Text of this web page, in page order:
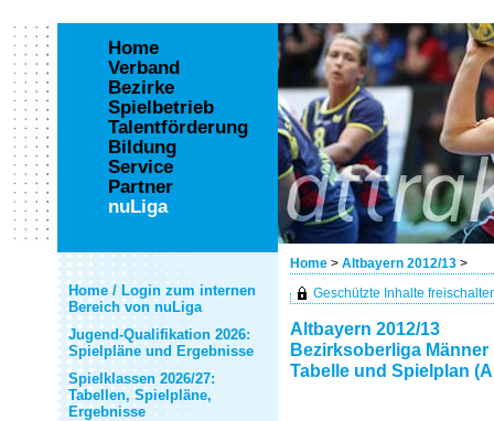
Home > Altbayern 2012/13 >
Home
Verband
Bezirke
Spielbetrieb
Talentförderung
Bildung
Service
Partner
nuLiga
Home / Login zum internen
Bereich von nuLiga
Jugend-Qualifikation 2026:
Spielpläne und Ergebnisse
Spielklassen 2026/27:
Tabellen, Spielpläne,
Ergebnisse
Geschützte Inhalte
Altbayern 2012/13
Bezirksoberliga Männer
Tabelle und Spielplan